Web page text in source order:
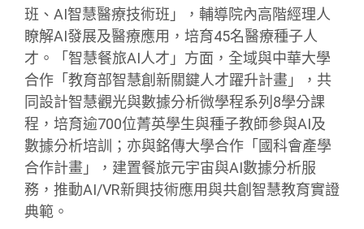
班、AI智慧醫療技術班」，輔導院內高階經理人
瞭解AI發展及醫療應用，培育45名醫療種子人
才。「智慧餐旅AI人才」方面，全域與中華大學
合作「教育部智慧創新關鍵人才躍升計畫」，共
同設計智慧觀光與數據分析微學程系列8學分課
程，培育逾700位菁英學生與種子教師參與AI及
數據分析培訓；亦與銘傳大學合作「國科會產學
合作計畫」，建置餐旅元宇宙與AI數據分析服
務，推動AI/VR新興技術應用與共創智慧教育實證
典範。